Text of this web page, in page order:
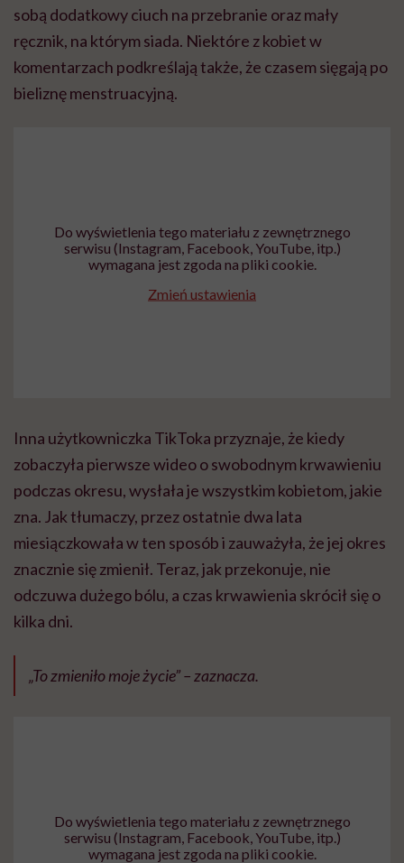
sobą dodatkowy ciuch na przebranie oraz mały
ręcznik, na którym siada. Niektóre z kobiet w
komentarzach podkreślają także, że czasem sięgają po
bieliznę menstruacyjną.
Do wyświetlenia tego materiału z zewnętrznego
serwisu (Instagram, Facebook, YouTube, itp.)
wymagana jest zgoda na pliki cookie.
Zmień ustawienia
Inna użytkowniczka TikToka przyznaje, że kiedy
zobaczyła pierwsze wideo o swobodnym krwawieniu
podczas okresu, wysłała je wszystkim kobietom, jakie
zna. Jak tłumaczy, przez ostatnie dwa lata
miesiączkowała w ten sposób i zauważyła, że jej okres
znacznie się zmienił. Teraz, jak przekonuje, nie
odczuwa dużego bólu, a czas krwawienia skrócił się o
kilka dni.
„To zmieniło moje życie” – zaznacza.
Do wyświetlenia tego materiału z zewnętrznego
serwisu (Instagram, Facebook, YouTube, itp.)
wymagana jest zgoda na pliki cookie.